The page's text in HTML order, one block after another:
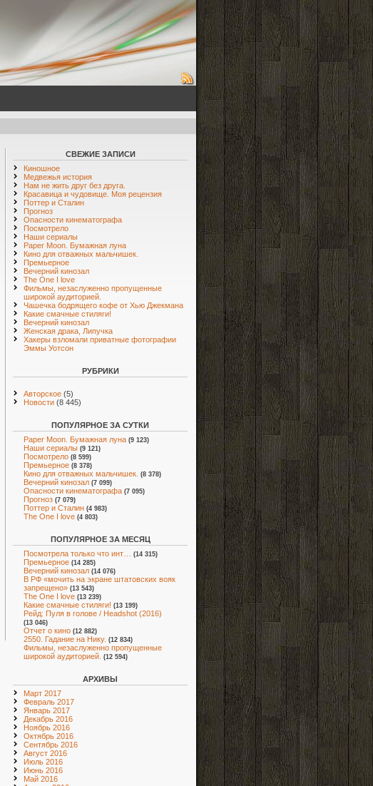
СВЕЖИЕ ЗАПИСИ
Киношное
Медвежья история
Нам не жить друг без друга.
Красавица и чудовище. Моя рецензия
Поттер и Сталин
Прогноз
Опасности кинематографа
Посмотрело
Наши сериалы
Paper Moon. Бумажная луна
Кино для отважных мальчишек.
Премьерное
Вечерний кинозал
The One I love
Фильмы, незаслуженно пропущенные
широкой аудиторией.
Чашечка бодрящего кофе от Хью Джекмана
Какие смачные стиляги!
Вечерний кинозал
Женская драка, Липучка
Хакеры взломали приватные фотографии
Эммы Уотсон
РУБРИКИ
Авторское (5)
Новости (8 445)
ПОПУЛЯРНОЕ ЗА СУТКИ
Paper Moon. Бумажная луна (9 123)
Наши сериалы (9 121)
Посмотрело (8 599)
Премьерное (8 378)
Кино для отважных мальчишек. (8 378)
Вечерний кинозал (7 099)
Опасности кинематографа (7 095)
Прогноз (7 079)
Поттер и Сталин (4 983)
The One I love (4 803)
ПОПУЛЯРНОЕ ЗА МЕСЯЦ
Посмотрела только что инт…
(14 315)
Премьерное (14 285)
Вечерний кинозал (14 076)
В РФ «мочить на экране штатовских вояк
запрещено» (13 543)
The One I love (13 239)
Какие смачные стиляги! (13 199)
Рейд: Пуля в голове / Headshot (2016)
(13 046)
Отчет о кино (12 882)
2550. Гадание на Нику. (12 834)
Фильмы, незаслуженно пропущенные
широкой аудиторией. (12 594)
АРХИВЫ
Март 2017
Февраль 2017
Январь 2017
Декабрь 2016
Ноябрь 2016
Октябрь 2016
Сентябрь 2016
Август 2016
Июль 2016
Июнь 2016
Май 2016